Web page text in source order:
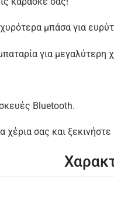
μπάσα για
για μεγαλύτερη
Bluetooth.
σας και ξεκινήστε